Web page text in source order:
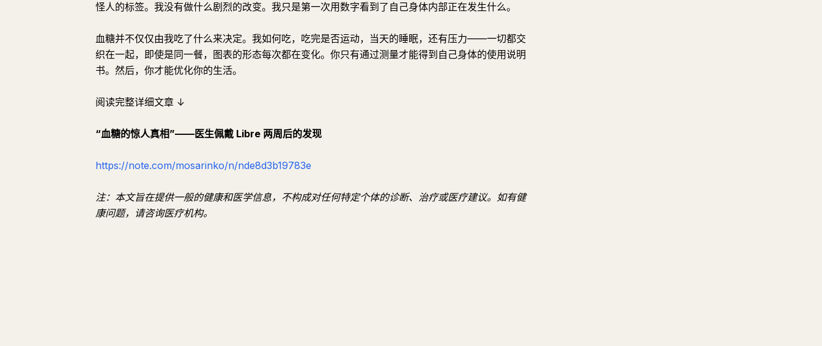
怪人的标签。我没有做什么剧烈的改变。我只是第一次用数字看到了自己身体内部正在发生什么。
血糖并不仅仅由我吃了什么来决定。我如何吃，吃完是否运动，当天的睡眠，还有压力——一切都交
织在一起，即使是同一餐，图表的形态每次都在变化。你只有通过测量才能得到自己身体的使用说明
书。然后，你才能优化你的生活。
阅读完整详细文章 ↓
“血糖的惊人真相”——医生佩戴 Libre 两周后的发现
https://note.com/mosarinko/n/nde8d3b19783e
注：本文旨在提供一般的健康和医学信息，不构成对任何特定个体的诊断、治疗或医疗建议。如有健
康问题，请咨询医疗机构。